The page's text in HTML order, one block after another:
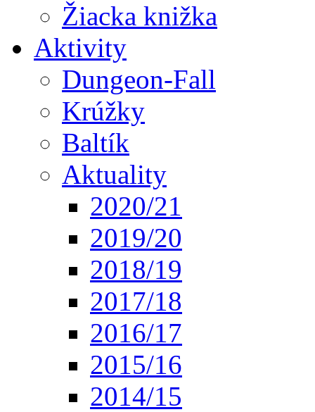
Žiacka knižka
Aktivity
Dungeon-Fall
Krúžky
Baltík
Aktuality
2020/21
2019/20
2018/19
2017/18
2016/17
2015/16
2014/15